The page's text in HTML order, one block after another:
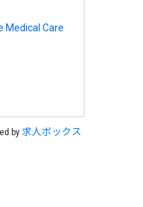
Medical Care
by 求人ボックス